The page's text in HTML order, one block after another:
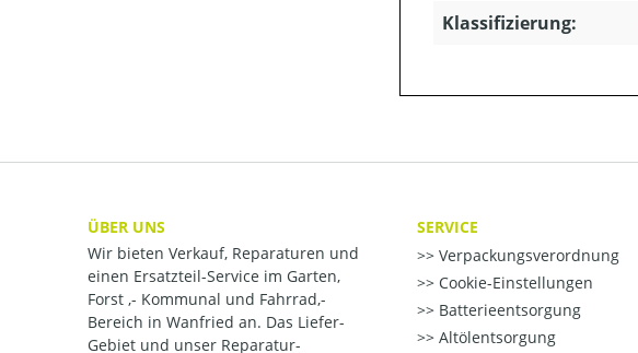
Klassifizierung:
ÜBER UNS
Wir bieten Verkauf, Reparaturen und
einen Ersatzteil-Service im Garten,
Forst ,- Kommunal und Fahrrad,-
Bereich in Wanfried an. Das Liefer-
Gebiet und unser Reparatur-
SERVICE
Verpackungsverordnung
Cookie-Einstellungen
Batterieentsorgung
Altölentsorgung